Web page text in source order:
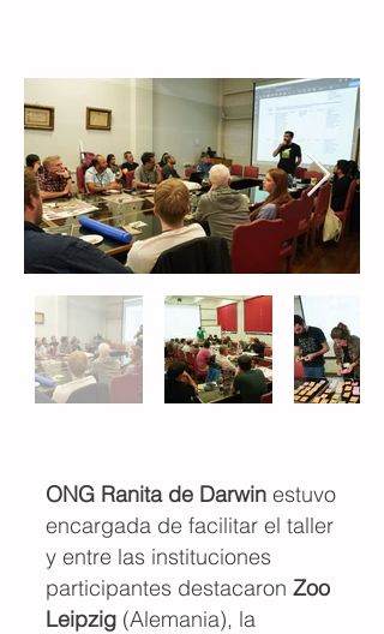
ONG Ranita de Darwin estuvo
encargada de facilitar el taller
y entre las instituciones
participantes destacaron Zoo
Leipzig (Alemania), la